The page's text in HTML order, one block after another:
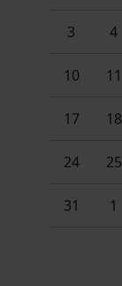
3 4
10 11
17 18
24 25
31 1